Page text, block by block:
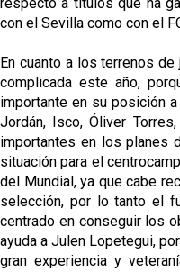
respecto a títulos que ha
con el Sevilla como con el
En cuanto a los terrenos
complicada este año,
importante en su posición
Jordán, Isco, Óliver
importantes en los planes
situación para el
del Mundial, ya que cabe
selección, por lo tanto el
centrado en conseguir los
ayuda a Julen Lopetegui,
gran experiencia y